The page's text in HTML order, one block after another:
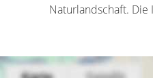
Naturlandschaft.